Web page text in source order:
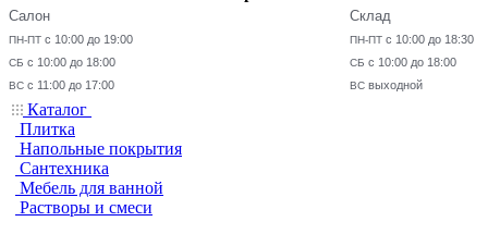
Салон
ПН-ПТ с 10:00 до 19:00
СБ с 10:00 до 18:00
ВС с 11:00 до 17:00
Склад
ПН-ПТ с 10:00 до 18:30
СБ с 10:00 до 18:00
ВС выходной
Каталог
Плитка
Напольные покрытия
Сантехника
Мебель для ванной
Растворы и смеси